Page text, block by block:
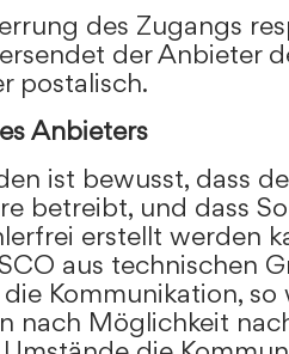
des Zugangs
der Anbieter
postalisch.
Anbieters
ist bewusst, dass
betreibt, und dass
erstellt werden
aus technischen
Kommunikation, so
nach Möglichkeit